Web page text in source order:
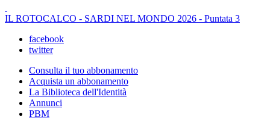
IL ROTOCALCO - SARDI NEL MONDO 2026 - Puntata 3
facebook
twitter
Consulta il tuo abbonamento
Acquista un abbonamento
La Biblioteca dell'Identità
Annunci
PBM